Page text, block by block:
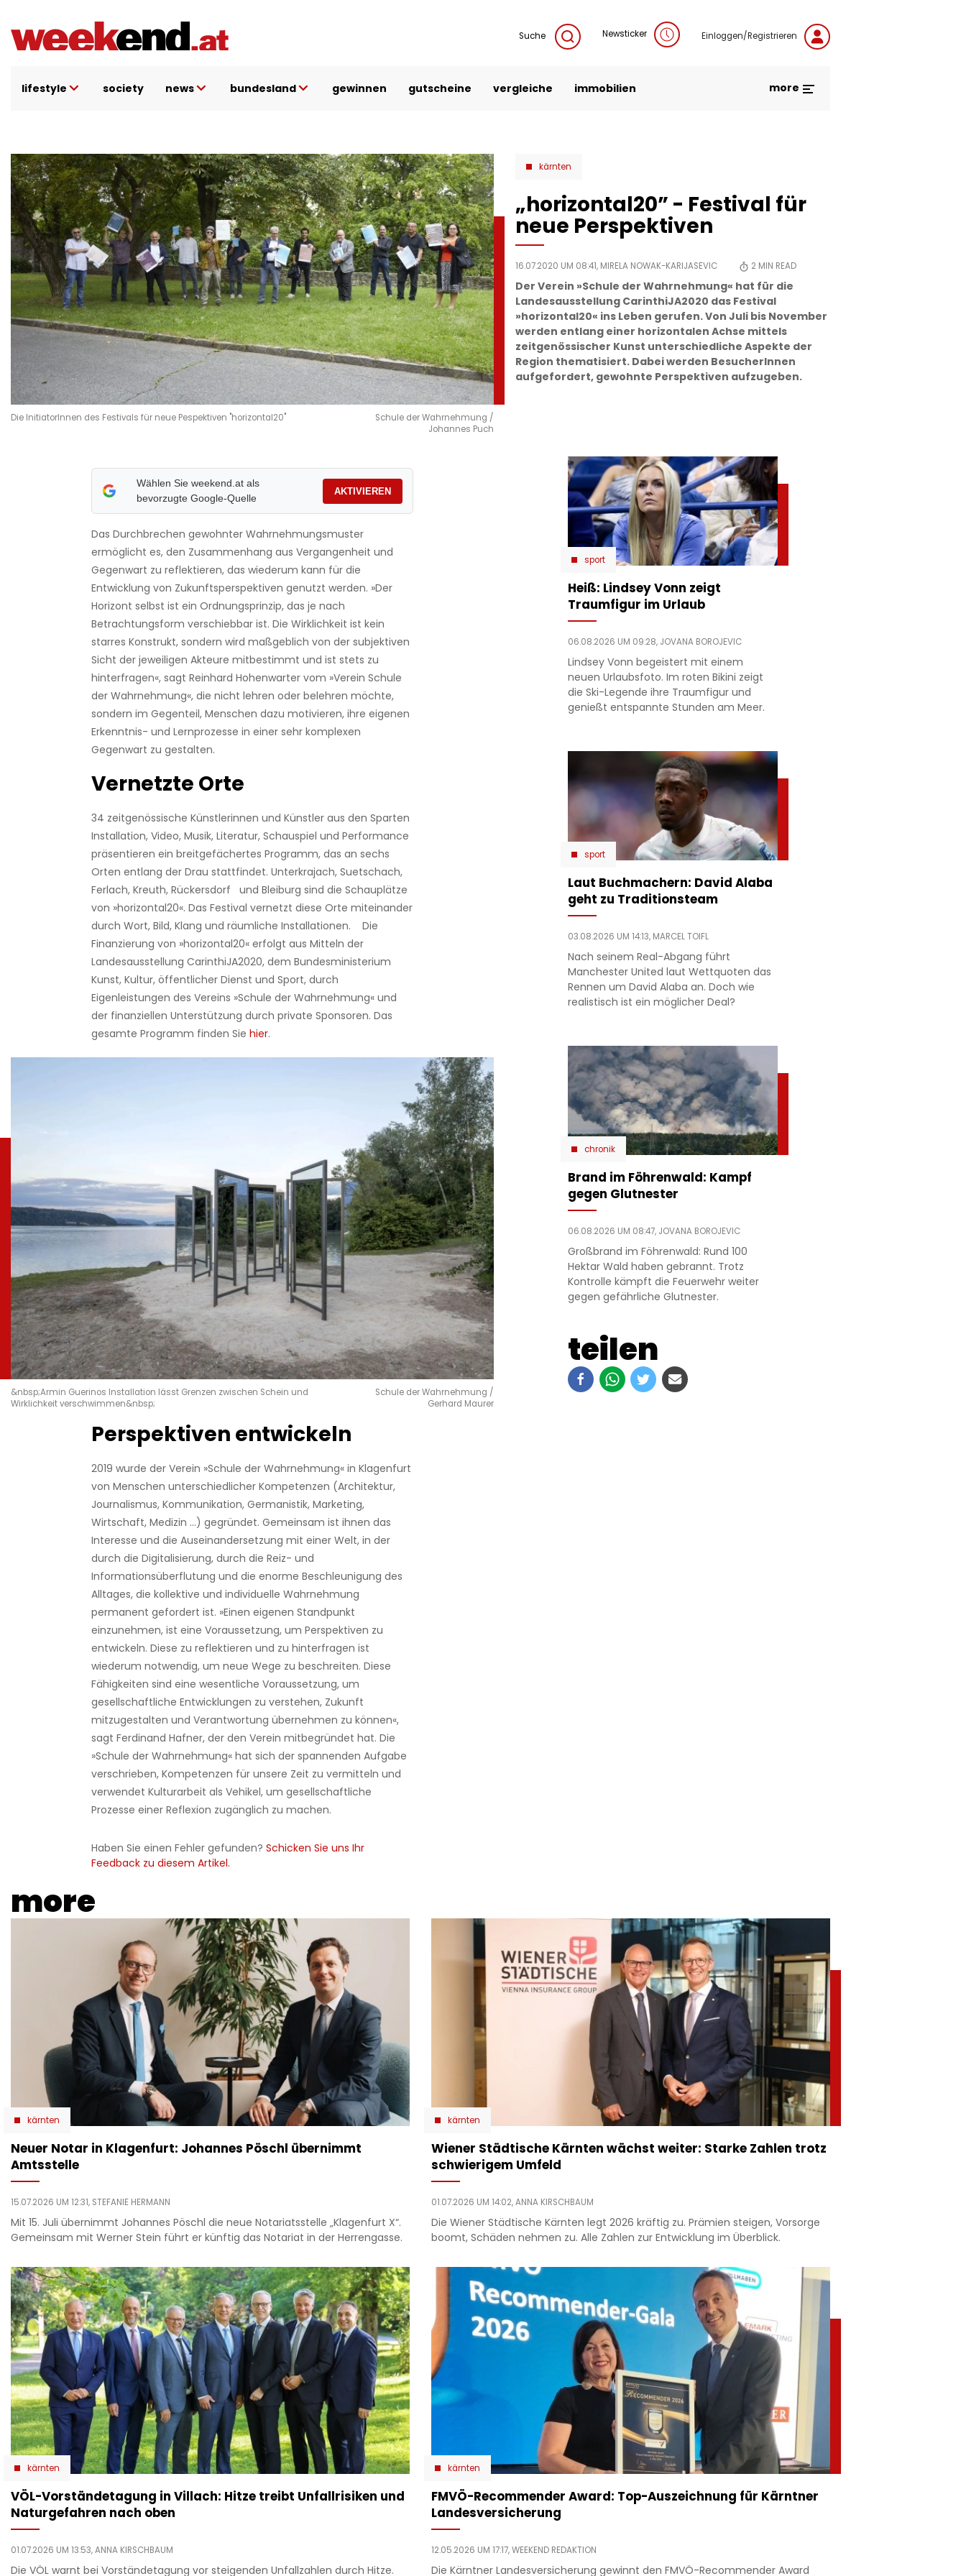
Inhalt
Suche Newsticker Einloggen/Registrieren
lifestyle society news bundesland gewinnen gutscheine vergleiche immobilien more
Die InitiatorInnen des Festivals für neue Pespektiven "horizontal20"
Schule der Wahrnehmung /
Johannes Puch
kärnten
„horizontal20” - Festival für
neue Perspektiven
16.07.2020 UM 08:41, MIRELA NOWAK-KARIJASEVIC 2 MIN READ
Der Verein »Schule der Wahrnehmung« hat für die
Landesausstellung CarinthiJA2020 das Festival
»horizontal20« ins Leben gerufen. Von Juli bis November
werden entlang einer horizontalen Achse mittels
zeitgenössischer Kunst unterschiedliche Aspekte der
Region thematisiert. Dabei werden BesucherInnen
aufgefordert, gewohnte Perspektiven aufzugeben.
Wählen Sie weekend.at als
bevorzugte Google-Quelle
AKTIVIEREN
Das Durchbrechen gewohnter Wahrnehmungsmuster
ermöglicht es, den Zusammenhang aus Vergangenheit und
Gegenwart zu reflektieren, das wiederum kann für die
Entwicklung von Zukunftsperspektiven genutzt werden. »Der
Horizont selbst ist ein Ordnungsprinzip, das je nach
Betrachtungsform verschiebbar ist. Die Wirklichkeit ist kein
starres Konstrukt, sondern wird maßgeblich von der subjektiven
Sicht der jeweiligen Akteure mitbestimmt und ist stets zu
hinterfragen«, sagt Reinhard Hohenwarter vom »Verein Schule
der Wahrnehmung«, die nicht lehren oder belehren möchte,
sondern im Gegenteil, Menschen dazu motivieren, ihre eigenen
Erkenntnis- und Lernprozesse in einer sehr komplexen
Gegenwart zu gestalten.
Vernetzte Orte
34 zeitgenössische Künstlerinnen und Künstler aus den Sparten
Installation, Video, Musik, Literatur, Schauspiel und Performance
präsentieren ein breitgefächertes Programm, das an sechs
Orten entlang der Drau stattfindet. Unterkrajach, Suetschach,
Ferlach, Kreuth, Rückersdorf und Bleiburg sind die Schauplätze
von »horizontal20«. Das Festival vernetzt diese Orte miteinander
durch Wort, Bild, Klang und räumliche Installationen. Die
Finanzierung von »horizontal20« erfolgt aus Mitteln der
Landesausstellung CarinthiJA2020, dem Bundesministerium
Kunst, Kultur, öffentlicher Dienst und Sport, durch
Eigenleistungen des Vereins »Schule der Wahrnehmung« und
der finanziellen Unterstützung durch private Sponsoren. Das
gesamte Programm finden Sie hier.
&nbsp;Armin Guerinos Installation lässt Grenzen zwischen Schein und
Wirklichkeit verschwimmen&nbsp;
Schule der Wahrnehmung /
Gerhard Maurer
Perspektiven entwickeln
2019 wurde der Verein »Schule der Wahrnehmung« in Klagenfurt
von Menschen unterschiedlicher Kompetenzen (Architektur,
Journalismus, Kommunikation, Germanistik, Marketing,
Wirtschaft, Medizin ...) gegründet. Gemeinsam ist ihnen das
Interesse und die Auseinandersetzung mit einer Welt, in der
durch die Digitalisierung, durch die Reiz- und
Informationsüberflutung und die enorme Beschleunigung des
Alltages, die kollektive und individuelle Wahrnehmung
permanent gefordert ist. »Einen eigenen Standpunkt
einzunehmen, ist eine Voraussetzung, um Perspektiven zu
entwickeln. Diese zu reflektieren und zu hinterfragen ist
wiederum notwendig, um neue Wege zu beschreiten. Diese
Fähigkeiten sind eine wesentliche Voraussetzung, um
gesellschaftliche Entwicklungen zu verstehen, Zukunft
mitzugestalten und Verantwortung übernehmen zu können«,
sagt Ferdinand Hafner, der den Verein mitbegründet hat. Die
»Schule der Wahrnehmung« hat sich der spannenden Aufgabe
verschrieben, Kompetenzen für unsere Zeit zu vermitteln und
verwendet Kulturarbeit als Vehikel, um gesellschaftliche
Prozesse einer Reflexion zugänglich zu machen.
Haben Sie einen Fehler gefunden?Schicken Sie uns Ihr
Feedback zu diesem Artikel.
teilen
sport
Heiß: Lindsey Vonn zeigt
Traumfigur im Urlaub
06.08.2026 UM 09:28, JOVANA BOROJEVIC
Lindsey Vonn begeistert mit einem
neuen Urlaubsfoto. Im roten Bikini zeigt
die Ski-Legende ihre Traumfigur und
genießt entspannte Stunden am Meer.
sport
Laut Buchmachern: David Alaba
geht zu Traditionsteam
03.08.2026 UM 14:13, MARCEL TOIFL
Nach seinem Real-Abgang führt
Manchester United laut Wettquoten das
Rennen um David Alaba an. Doch wie
realistisch ist ein möglicher Deal?
chronik
Brand im Föhrenwald: Kampf
gegen Glutnester
06.08.2026 UM 08:47, JOVANA BOROJEVIC
Großbrand im Föhrenwald: Rund 100
Hektar Wald haben gebrannt. Trotz
Kontrolle kämpft die Feuerwehr weiter
gegen gefährliche Glutnester.
more
kärnten
Neuer Notar in Klagenfurt: Johannes Pöschl übernimmt
Amtsstelle
15.07.2026 UM 12:31, STEFANIE HERMANN
Mit 15. Juli übernimmt Johannes Pöschl die neue Notariatsstelle „Klagenfurt X“.
Gemeinsam mit Werner Stein führt er künftig das Notariat in der Herrengasse.
kärnten
Wiener Städtische Kärnten wächst weiter: Starke Zahlen trotz
schwierigem Umfeld
01.07.2026 UM 14:02,ANNA KIRSCHBAUM
Die Wiener Städtische Kärnten legt 2026 kräftig zu. Prämien steigen, Vorsorge
boomt, Schäden nehmen zu. Alle Zahlen zur Entwicklung im Überblick.
kärnten
VÖL-Vorständetagung in Villach: Hitze treibt Unfallrisiken und
Naturgefahren nach oben
01.07.2026 UM 13:53,ANNA KIRSCHBAUM
Die VÖL warnt bei Vorständetagung vor steigenden Unfallzahlen durch Hitze.
kärnten
​FMVÖ-Recommender Award: Top-Auszeichnung für Kärntner
Landesversicherung
12.05.2026 UM 17:17,WEEKEND REDAKTION
Die Kärntner Landesversicherung gewinnt den FMVÖ-Recommender Award